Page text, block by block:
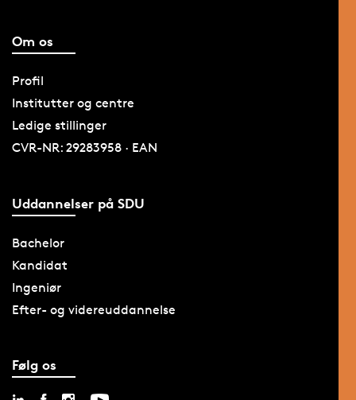
Om os
Profil
Institutter og centre
Ledige stillinger
CVR-NR: 29283958 · EAN
Uddannelser på SDU
Bachelor
Kandidat
Ingeniør
Efter- og videreuddannelse
Følg os